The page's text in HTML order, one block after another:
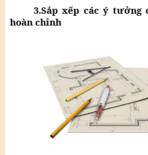
3.Sắp xếp các ý tưởng
hoàn chỉnh